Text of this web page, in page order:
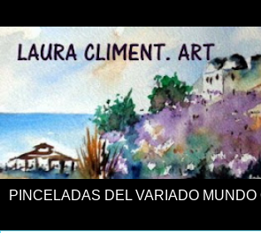
PINCELADAS DEL VARIADO